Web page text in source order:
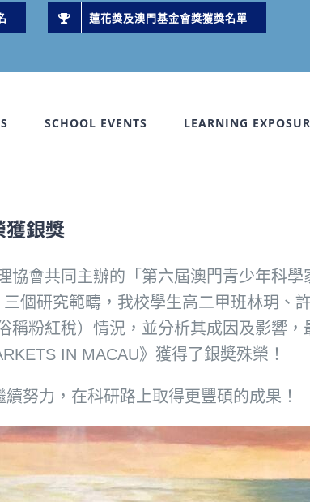
蓮花獎及澳門基金會獎獲獎名單
SCHOOL EVENTS LEARNING
銀獎
協會共同主辦的「第六屆澳門青少年科學
個研究範疇，我校學生高二甲班林玥、
粉紅稅）情況，並分析其成因及影響，
IN MACAU》獲得了銀奬殊榮！
努力，在科研路上取得更豐碩的成果！